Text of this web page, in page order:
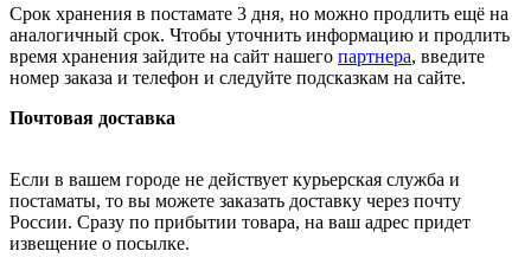
Срок хранения в постамате 3 дня, но можно продлить ещё на
аналогичный срок. Чтобы уточнить информацию и продлить
время хранения зайдите на сайт нашего партнера, введите
номер заказа и телефон и следуйте подсказкам на сайте.
Почтовая доставка
Если в вашем городе не действует курьерская служба и
постаматы, то вы можете заказать доставку через почту
России. Сразу по прибытии товара, на ваш адрес придет
извещение о посылке.